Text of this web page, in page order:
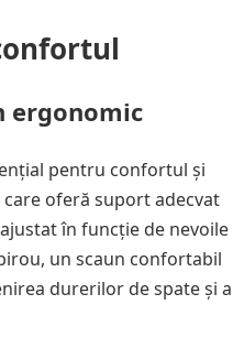
ergonomic
pentru confortul și
oferă suport adecvat
în funcție de nevoile
un scaun confortabil
durerilor de spate și a